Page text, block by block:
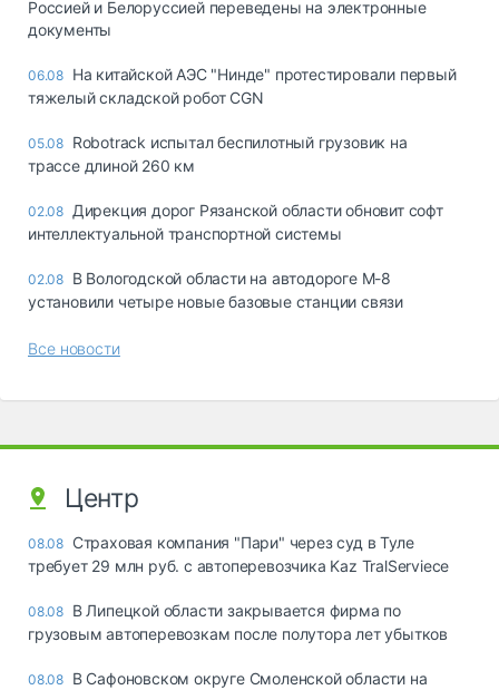
Россией и Белоруссией переведены на электронные
документы
06.08 На китайской АЭС "Нинде" протестировали первый
тяжелый складской робот CGN
05.08 Robotrack испытал беспилотный грузовик на
трассе длиной 260 км
02.08 Дирекция дорог Рязанской области обновит софт
интеллектуальной транспортной системы
02.08 В Вологодской области на автодороге М-8
установили четыре новые базовые станции связи
Все новости
Центр
08.08 Страховая компания "Пари" через суд в Туле
требует 29 млн руб. с автоперевозчика Kaz TralServiece
08.08 В Липецкой области закрывается фирма по
грузовым автоперевозкам после полутора лет убытков
08.08 В Сафоновском округе Смоленской области на